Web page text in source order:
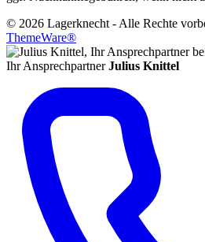
© 2026 Lagerknecht - Alle Rechte
ThemeWare®
Ihr Ansprechpartner Julius Knittel